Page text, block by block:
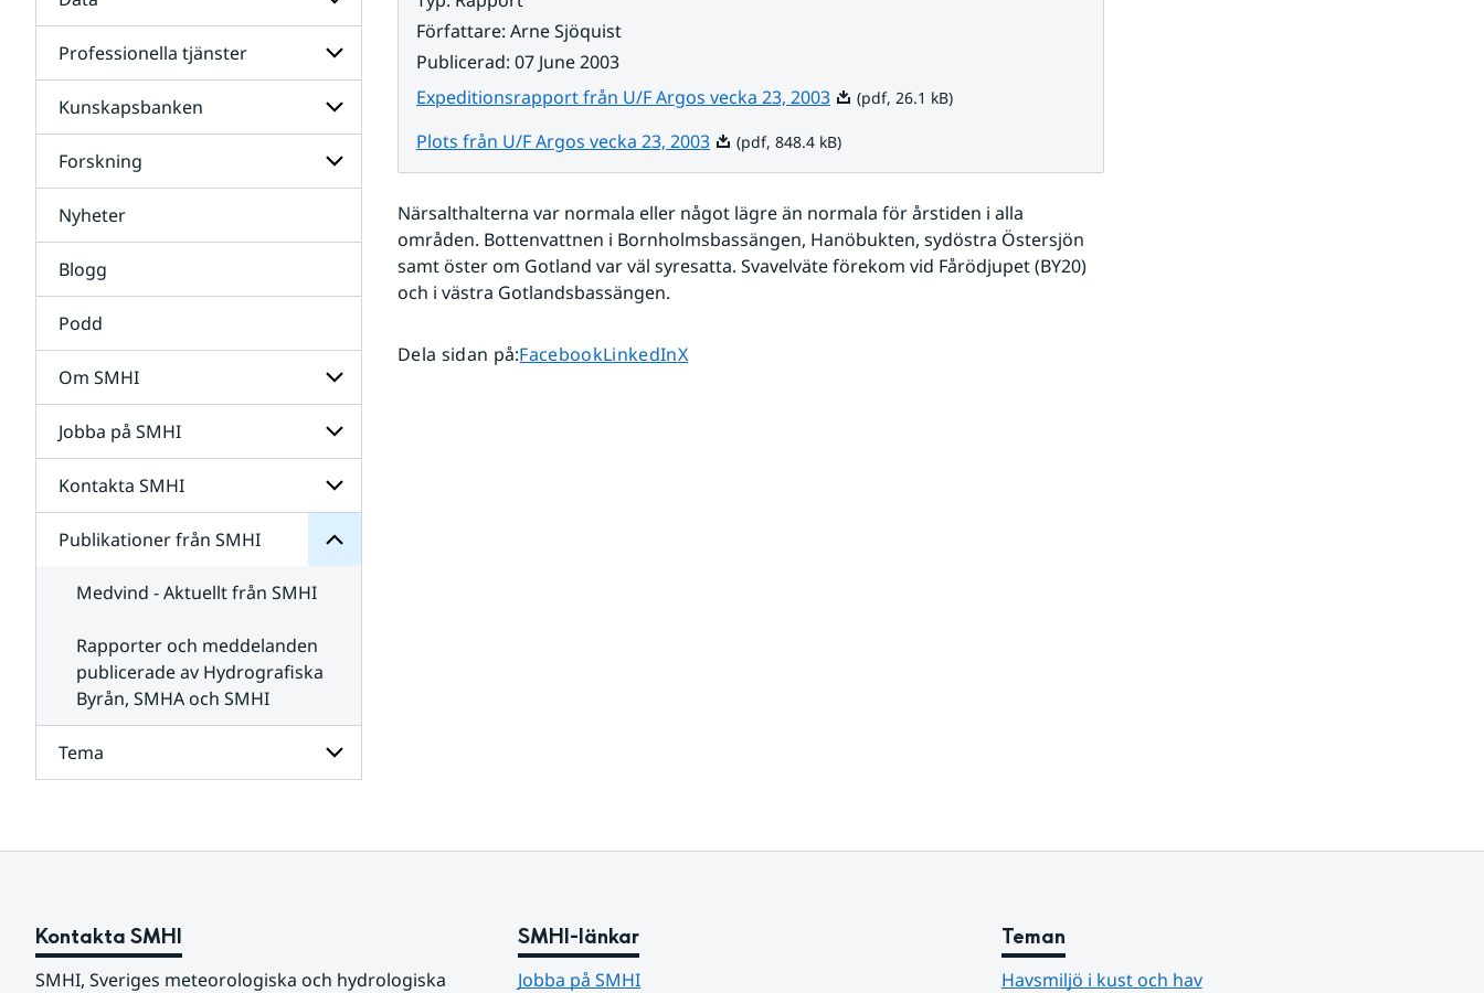
för
Klimat
Undersidor
för
Data
Professionella tjänster
Undersidor
för
Professionella
tjänster
Kunskapsbanken
Undersidor
för
Kunskapsbanken
Forskning
Undersidor
för
Forskning
Nyheter
Blogg
Podd
Om SMHI
Undersidor
för
Om
SMHI
Jobba på SMHI
Undersidor
för
Jobba
på
Kontakta SMHI
Undersidor
Kontakta
SMHI
Publikationer från SMHI
Undersidor
för
Publikationer
från
SMHI
Medvind - Aktuellt från SMHI
Rapporter och meddelanden
publicerade av Hydrografiska
Byrån, SMHA och SMHI
Tema
Tema
Författare: Arne Sjöquist
Publicerad: 07 June 2003
Expeditionsrapport från U/F Argos vecka 23, 2003Pdf, 26.1 kB.
(pdf, 26.1 kB)
Plots från U/F Argos vecka 23, 2003Pdf, 848.4 kB.
(pdf, 848.4 kB)
Närsalthalterna var normala eller något lägre än normala för årstiden i alla
områden. Bottenvattnen i Bornholmsbassängen, Hanöbukten, sydöstra Östersjön
samt öster om Gotland var väl syresatta. Svavelväte förekom vid Fårödjupet (BY20)
och i västra Gotlandsbassängen.
Dela sidan på:Dela sidan på
FacebookDela sidan på
LinkedInDela sidan på
X
Kontakta SMHI
SMHI, Sveriges meteorologiska och hydrologiska
SMHI-länkar
Jobba på SMHI
Teman
Havsmiljö i kust och hav